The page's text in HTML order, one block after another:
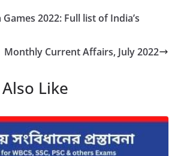
s
p
p
b
o
k
g
a
m
t
e
2022: Full list of India’s
Monthly Current Affairs, July 2022
Like